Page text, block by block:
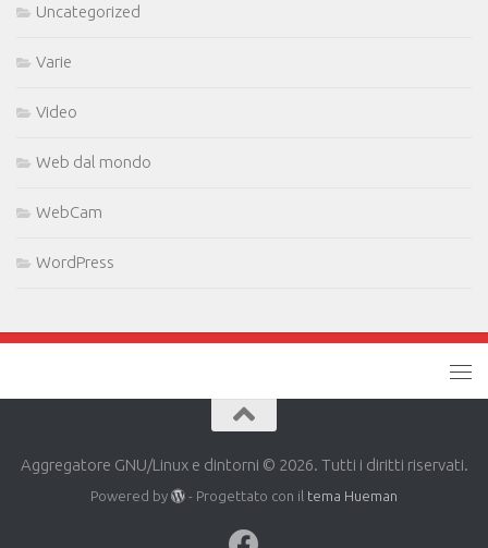
Uncategorized
Varie
Video
Web dal mondo
WebCam
WordPress
Aggregatore GNU/Linux e dintorni © 2026. Tutti i diritti riservati.
Powered by - Progettato con il tema Hueman